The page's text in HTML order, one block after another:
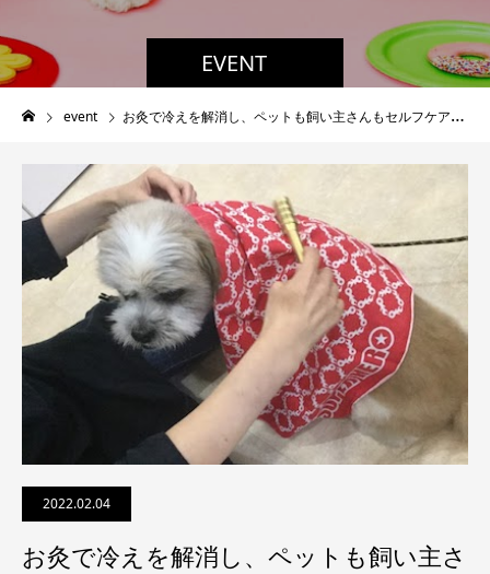
EVENT
event お灸で冷えを解消し、ペットも飼い主さんもセルフケアをしましょう。
2022.02.04
お灸で冷えを解消し、ペットも飼い主さ